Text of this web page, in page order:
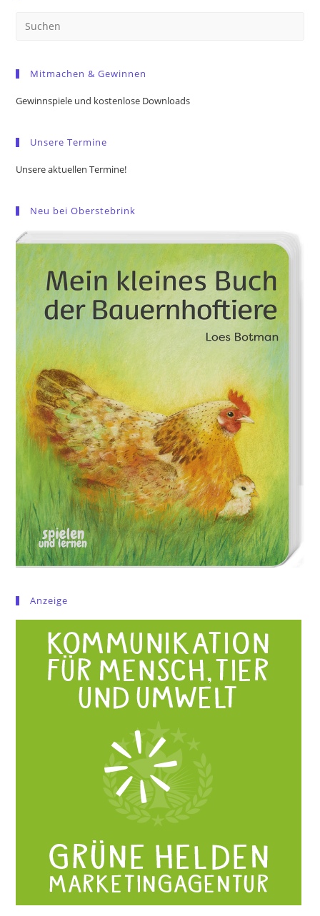
Mitmachen & Gewinnen
Gewinnspiele und kostenlose Downloads
Unsere Termine
Unsere aktuellen Termine!
Neu bei Oberstebrink
Anzeige